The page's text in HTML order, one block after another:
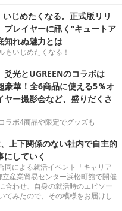
じめたくなる。正式版リリ
プレイヤーに訊く“キュートア
知れぬ魅力とは
もいじめたくなる！
爻光とUGREENのコラボは
豪華！全6商品に使える5％オ
ヤー撮影会など、盛りだくさ
ラボ4商品や限定でグッズも
上下関係のない社内で自主的
にしていく
による就活イベント「キャリア
産業貿易センター浜松町館で開催
合わせ、自身の就活時のエピソー
てみたので、その模様をお届けし